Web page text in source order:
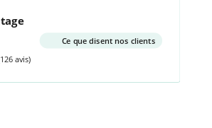
Ce que disent nos clients
avis)